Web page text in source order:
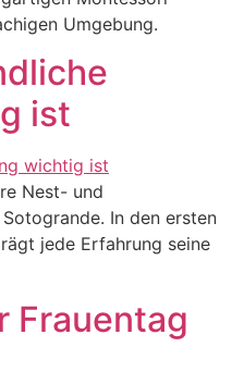
Umgebung.
ist
Nest- und
In den ersten
jede Erfahrung seine
Frauentag